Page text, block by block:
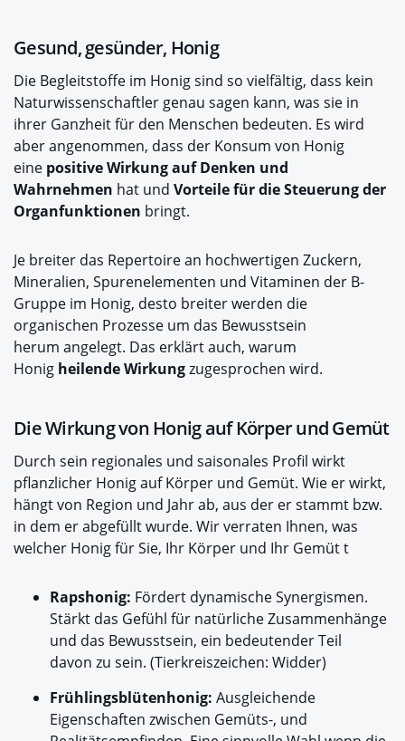
Gesund, gesünder, Honig
Die Begleitstoffe im Honig sind so vielfältig, dass kein
Naturwissenschaftler genau sagen kann, was sie in
ihrer Ganzheit für den Menschen bedeuten. Es wird
aber angenommen, dass der Konsum von Honig
eine positive Wirkung auf Denken und
Wahrnehmen hat und Vorteile für die Steuerung der
Organfunktionen bringt.
Je breiter das Repertoire an hochwertigen Zuckern,
Mineralien, Spurenelementen und Vitaminen der B-
Gruppe im Honig, desto breiter werden die
organischen Prozesse um das Bewusstsein
herum angelegt. Das erklärt auch, warum
Honig heilende Wirkungzugesprochen wird.
Die Wirkung von Honig auf Körper und Gemüt
Durch sein regionales und saisonales Profil wirkt
pflanzlicher Honig auf Körper und Gemüt. Wie er wirkt,
hängt von Region und Jahr ab, aus der er stammt bzw.
in dem er abgefüllt wurde. Wir verraten Ihnen, was
welcher Honig für Sie, Ihr Körper und Ihr Gemüt t
Rapshonig: Fördert dynamische Synergismen.
Stärkt das Gefühl für natürliche Zusammenhänge
und das Bewusstsein, ein bedeutender Teil
davon zu sein. (Tierkreiszeichen: Widder)
Frühlingsblütenhonig: Ausgleichende
Eigenschaften zwischen Gemüts-, und